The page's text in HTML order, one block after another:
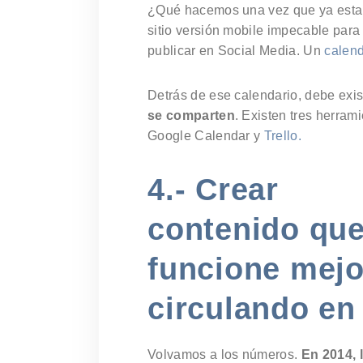
¿Qué hacemos una vez que ya
sitio versión mobile impecable
publicar en Social Media. Un
Detrás de ese calendario, debe
se comparten. Existen tres
Google Calendar y Trello.
4.- Crear
contenido
funcione
circulando
Volvamos a los números. En